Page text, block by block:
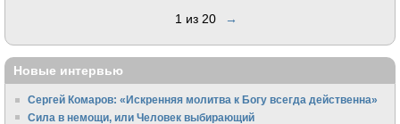
1 из 20 →
Новые интервью
Сергей Комаров: «Искренняя молитва к Богу всегда действенна»
Сила в немощи, или Человек выбирающий